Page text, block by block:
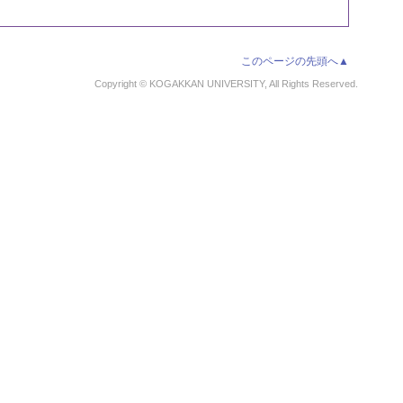
このページの先頭へ▲
Copyright © KOGAKKAN UNIVERSITY, All Rights Reserved.